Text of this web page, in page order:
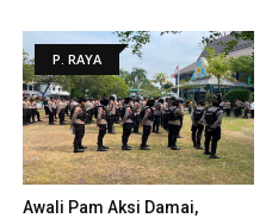
P. RAYA
Awali Pam Aksi Damai,